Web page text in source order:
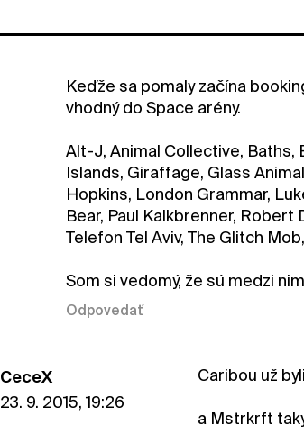
Keďže sa pomaly začína
vhodný do Space arény.
Alt-J, Animal Collective, Baths,
Islands, Giraffage, Glass
Hopkins, London Grammar,
Bear, Paul Kalkbrenner, Robert
Telefon Tel Aviv, The Glitch
Som si vedomý, že sú medzi
Odpovedať
CeceX
23. 9. 2015, 19:26
Caribou už byli
a Mstrkrft